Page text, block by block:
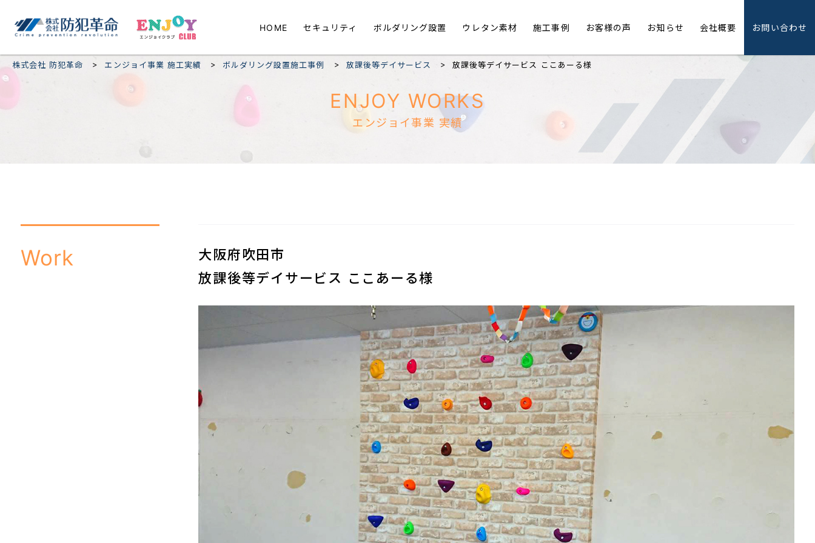
HOME セキュリティ ボルダリング設置 ウレタン素材 施工事例 お客様の声 お知らせ 会社概要 お問い合わせ
株式会社 防犯革命 > エンジョイ事業 施工実績 > ボルダリング設置施工事例 > 放課後等デイサービス > 放課後等デイサービス ここあーる様
ENJOY WORKS
エンジョイ事業 実績
Work
大阪府吹田市
放課後等デイサービス ここあーる様